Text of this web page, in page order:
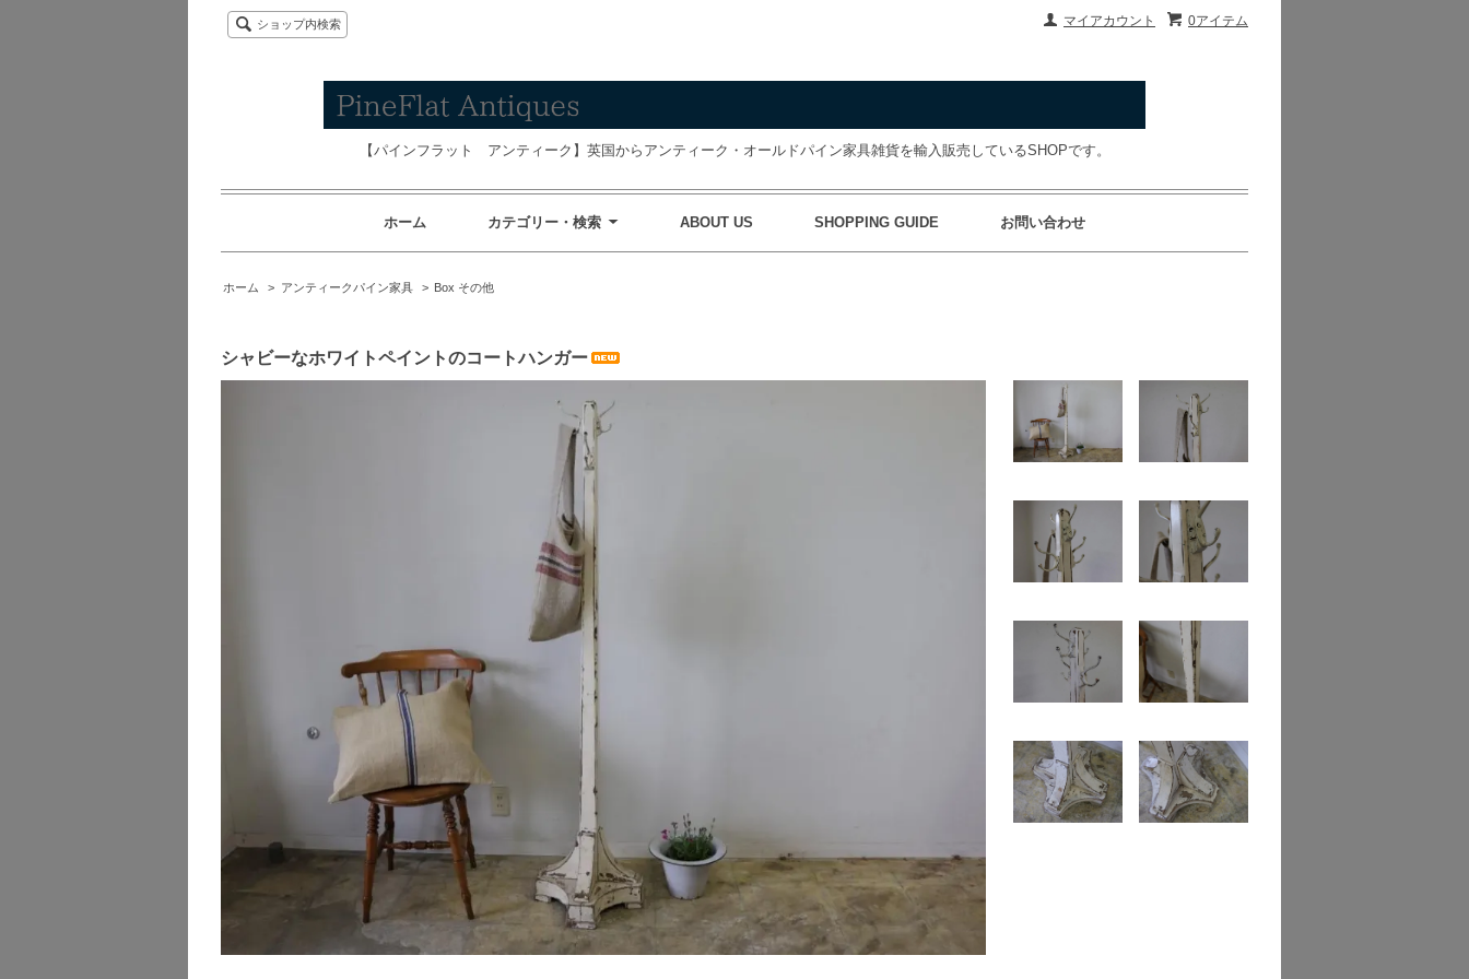
0アイテム
マイアカウント
ショップ内検索
【パインフラット アンティーク】英国からアンティーク・オールドパイン家具雑貨を輸入販売しているSHOPです。
ホーム カテゴリー・検索 ABOUT US SHOPPING GUIDE お問い合わせ
ホーム > アンティークパイン家具 > Box その他
シャビーなホワイトペイントのコートハンガー